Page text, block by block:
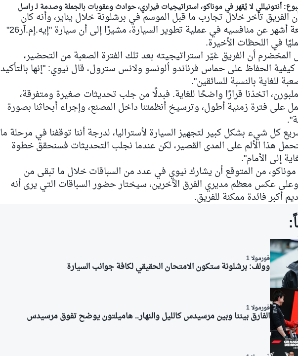
الفريق تأخر خلال تجارب ما قبل الموسم في برشلونة خلال يناير، وأنه كان
متأخرًا بنحو أربعة أشهر عن منافسيه في عملية تطوير السيارة، مشيرًا إلى أن سيارة "إيه.إم.آر26"
في اللحظات الأخيرة.
أن الفريق غيّر استراتيجيته بعد تلك الفترة الصعبة من التحضير،
الحفاظ على حماس فرناندو ألونسو ولانس سترول، قال نيوي: "إنها بالتأكيد
للغاية بالنسبة للسائقين".
اتخذنا قرارًا واضحًا للغاية. فبدلًا من جلب تحديثات صغيرة ومتفرقة،
على فترة زمنية أطول، وترسيخ أنظمتنا داخل المصنع، وإجراء أبحاثنا بصورة
كل شيء بشكل كبير لتجهيز السيارة لأستراليا، لدرجة أننا توقفنا في مرحلة ما
هذا الألم على المدى القصير، لكن عندما نجلب التحديثات فسنحقق خطوة
إلى الأمام".
من المتوقع أن يشارك نيوي في عدد من السباقات خلال ما تبقى من
وعلى عكس معظم مديري الفرق الآخرين، سيختار حضور السباقات التي يرى أنه
أكبر فائدة ممكنة للفريق.
فورمولا 1
وولف: برشلونة ستكون الامتحان الحقيقي لكافة جوانب السيارة
فورمولا 1
الفارق بيننا وبين مرسيدس كالليل والنهار.. هاميلتون يوضح تفوق مرسيدس